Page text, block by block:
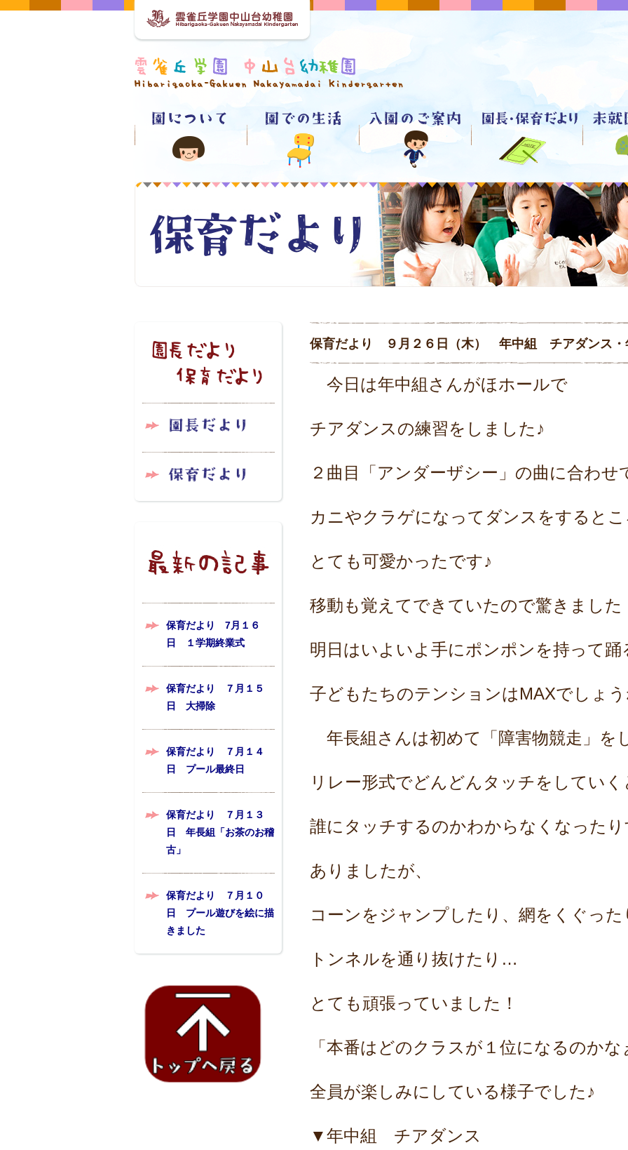
保育だより 7月１６
日 １学期終業式
保育だより ７月１５
日 大掃除
保育だより ７月１４
日 プール最終日
保育だより ７月１３
日 年長組「お茶のお稽
古」
保育だより ７月１０
日 プール遊びを絵に描
きました
保育だより ９月２６日（木） 年中組 チアダンス
今日は年中組さんがほホールで
チアダンスの練習をしました♪
２曲目「アンダーザシー」の曲に合わせ
カニやクラゲになってダンスをすると
とても可愛かったです♪
移動も覚えてできていたので驚きました
明日はいよいよ手にポンポンを持って踊
子どもたちのテンションはMAXでしょ
年長組さんは初めて「障害物競走」を
リレー形式でどんどんタッチをしてい
誰にタッチするのかわからなくなった
ありましたが、
コーンをジャンプしたり、網をくぐった
トンネルを通り抜けたり…
とても頑張っていました！
「本番はどのクラスが１位になるのかな
全員が楽しみにしている様子でした♪
▼年中組 チアダンス